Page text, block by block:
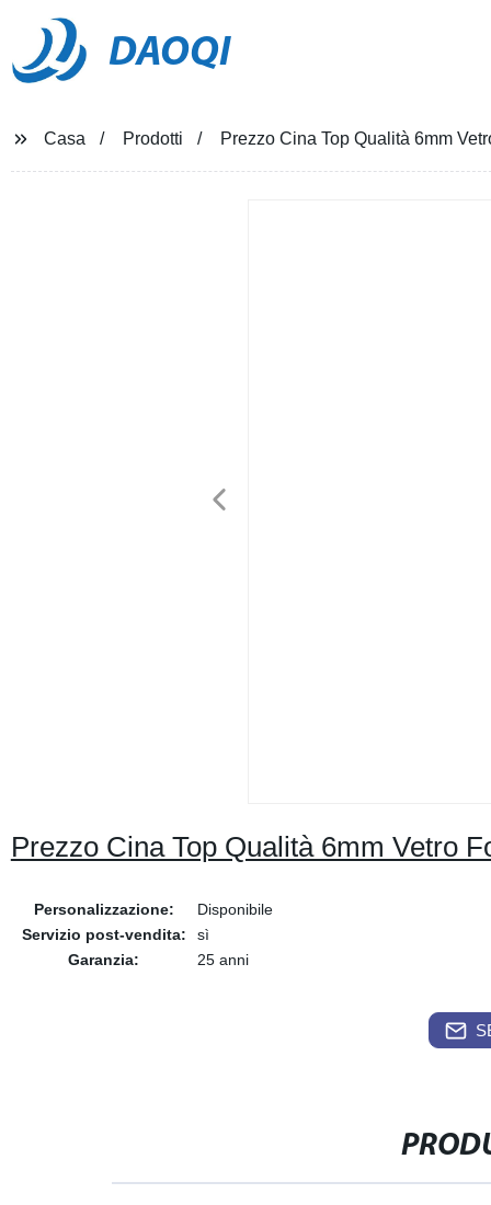
DAOQI
Casa Prodotti Prezzo Cina Top Qualità 6mm
Prezzo Cina Top Qualità 6mm Vetro
Personalizzazione:
Disponibile
Servizio post-vendita:
sì
Garanzia:
25 anni